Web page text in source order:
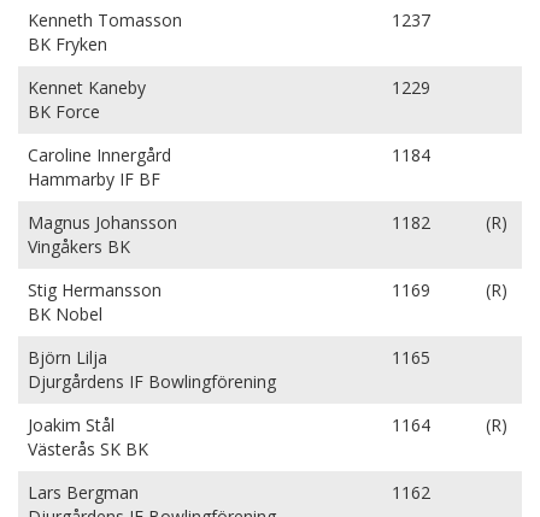
Kenneth Tomasson
BK Fryken
1237
Kennet Kaneby
BK Force
1229
Caroline Innergård
Hammarby IF BF
1184
Magnus Johansson
Vingåkers BK
1182 (R)
Stig Hermansson
BK Nobel
1169 (R)
Björn Lilja
Djurgårdens IF Bowlingförening
1165
Joakim Stål
Västerås SK BK
1164 (R)
Lars Bergman
1162